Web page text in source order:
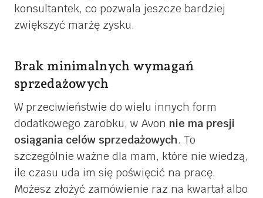
konsultantek, co pozwala jeszcze bardziej
zwiększyć marżę zysku.
Brak minimalnych wymagań
sprzedażowych
W przeciwieństwie do wielu innych form
dodatkowego zarobku, w Avon nie ma presji
osiągania celów sprzedażowych. To
szczególnie ważne dla mam, które nie wiedzą,
ile czasu uda im się poświęcić na pracę.
Możesz złożyć zamówienie raz na kwartał albo